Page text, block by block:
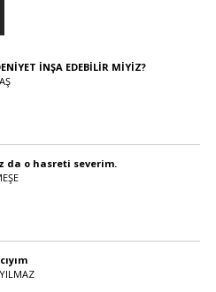
İNŞA EDEBİLİR MİYİZ?
da o hasreti severim.